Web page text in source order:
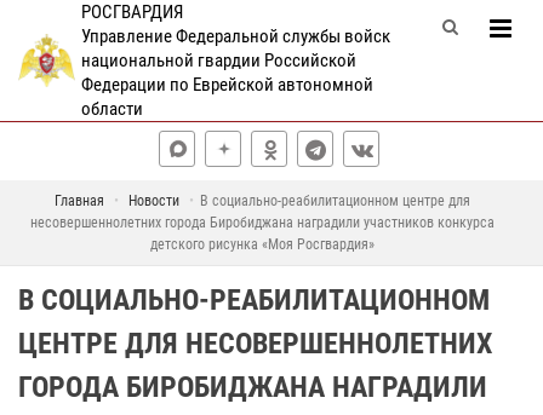
РОСГВАРДИЯ
Управление Федеральной службы войск
национальной гвардии Российской
Федерации по Еврейской автономной
области
Главная Новости
В социально-реабилитационном центре для
несовершеннолетних города Биробиджана наградили участников конкурса
детского рисунка «Моя Росгвардия»
В СОЦИАЛЬНО-РЕАБИЛИТАЦИОННОМ
ЦЕНТРЕ ДЛЯ НЕСОВЕРШЕННОЛЕТНИХ
ГОРОДА БИРОБИДЖАНА НАГРАДИЛИ